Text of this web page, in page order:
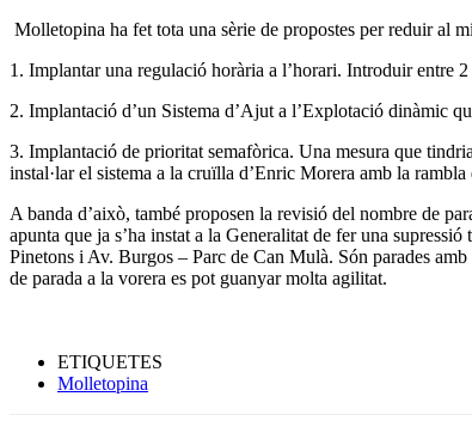
Molletopina ha fet tota una sèrie de propostes per reduir al
1. Implantar una regulació horària a l’horari. Introduir entre
2. Implantació d’un Sistema d’Ajut a l’Explotació dinàmic
3. Implantació de prioritat semafòrica. Una mesura que
instal·lar el sistema a la cruïlla d’Enric Morera amb la
A banda d’això, també proposen la revisió del nombre de
apunta que ja s’ha instat a la Generalitat de fer una
Pinetons i Av. Burgos – Parc de Can Mulà. Són parades
de parada a la vorera es pot guanyar molta agilitat.
ETIQUETES
Molletopina